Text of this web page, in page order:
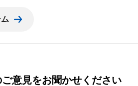
意見をお聞かせください